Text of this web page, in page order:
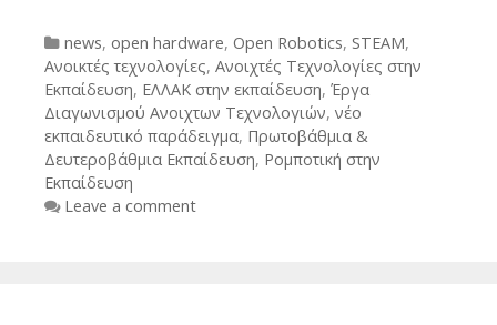
Categories
news, open hardware, Open Robotics, STEAM,
Ανοικτές τεχνολογίες, Ανοιχτές Τεχνολογίες στην
Εκπαίδευση, ΕΛΛΑΚ στην εκπαίδευση, Έργα
Διαγωνισμού Ανοιχτων Τεχνολογιών, νέο
εκπαιδευτικό παράδειγμα, Πρωτοβάθμια &
Δευτεροβάθμια Εκπαίδευση, Ρομποτική στην
Εκπαίδευση
Leave a comment